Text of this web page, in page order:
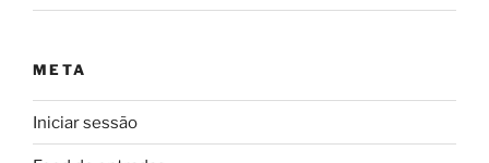
META
Iniciar sessão